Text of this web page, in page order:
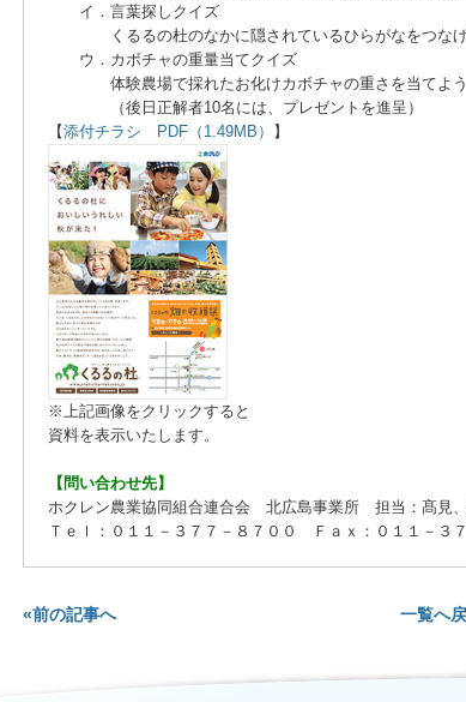
イ． 言葉探しクイズ
くるるの杜のなかに隠されているひらがなをつな
ウ． カボチャの重量当てクイズ
体験農場で採れたお化けカボチャの重さを当てよう
（後日正解者10名には、プレゼントを進呈）
【添付チラシ PDF（1.49MB） 】
※上記画像をクリックすると
資料を表示いたします。
【問い合わせ先】
ホクレン農業協同組合連合会 北広島事業所 担当：髙見
Ｔｅｌ：０１１－３７７－８７００ Ｆａｘ：０１１－３
一覧へ
«前の記事へ